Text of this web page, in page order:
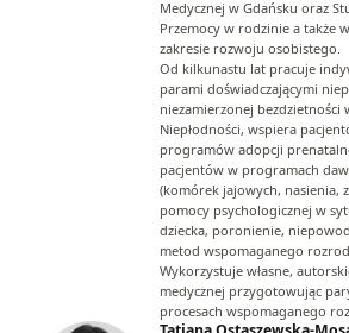
Medycznej w Gdańsku oraz
Przemocy w rodzinie a także
zakresie rozwoju osobistego.
Od kilkunastu lat pracuje
parami doświadczającymi
niezamierzonej bezdzietności
Niepłodności, wspiera
programów adopcji
pacjentów w programach
(komórek jajowych, nasienia,
pomocy psychologicznej w
dziecka, poronienie,
metod wspomaganego
Wykorzystuje własne,
medycznej przygotowując
procesach wspomaganego